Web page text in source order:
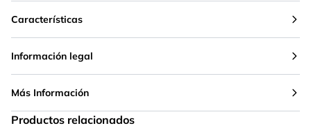
Características
Información legal
Más Información
Productos relacionados